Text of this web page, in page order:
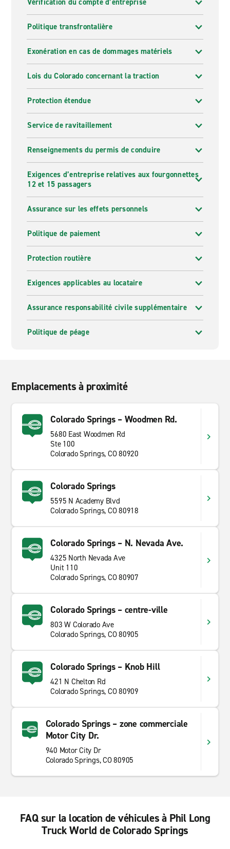
Vérification du compte d’entreprise
Politique transfrontalière
Exonération en cas de dommages matériels
Lois du Colorado concernant la traction
Protection étendue
Service de ravitaillement
Renseignements du permis de conduire
Exigences d’entreprise relatives aux fourgonnettes
12 et 15 passagers
Assurance sur les effets personnels
Politique de paiement
Protection routière
Exigences applicables au locataire
Assurance responsabilité civile supplémentaire
Politique de péage
Emplacements à proximité
Colorado Springs – Woodmen Rd.
5680 East Woodmen Rd
Ste 100
Colorado Springs, CO 80920
Colorado Springs
5595 N Academy Blvd
Colorado Springs, CO 80918
Colorado Springs – N. Nevada Ave.
4325 North Nevada Ave
Unit 110
Colorado Springs, CO 80907
Colorado Springs – centre-ville
803 W Colorado Ave
Colorado Springs, CO 80905
Colorado Springs – Knob Hill
421 N Chelton Rd
Colorado Springs, CO 80909
Colorado Springs – zone commerciale
Motor City Dr.
940 Motor City Dr
Colorado Springs, CO 80905
FAQ sur la location de véhicules à Phil Long
Truck World de Colorado Springs